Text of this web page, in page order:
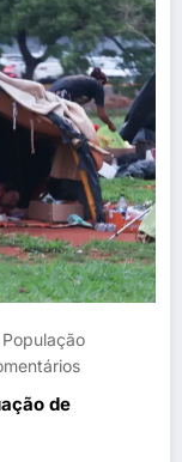
População
de